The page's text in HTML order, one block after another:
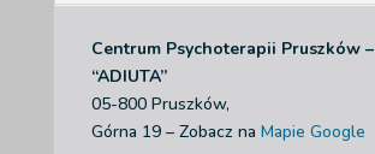
Centrum Psychoterapii Pruszków –
“ADIUTA”
05-800 Pruszków,
Górna 19 – Zobacz na Mapie Google